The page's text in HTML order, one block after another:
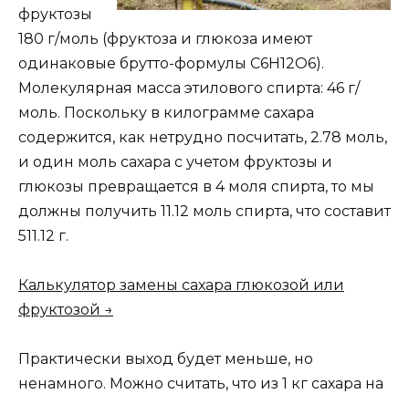
фруктозы
180 г/моль (фруктоза и глюкоза имеют
одинаковые брутто-формулы C6H12O6).
Молекулярная масса этилового спирта: 46 г/
моль. Поскольку в килограмме сахара
содержится, как нетрудно посчитать, 2.78 моль,
и один моль сахара с учетом фруктозы и
глюкозы превращается в 4 моля спирта, то мы
должны получить 11.12 моль спирта, что составит
511.12 г.
Калькулятор замены сахара глюкозой или
фруктозой →
Практически выход будет меньше, но
ненамного. Можно считать, что из 1 кг сахара на